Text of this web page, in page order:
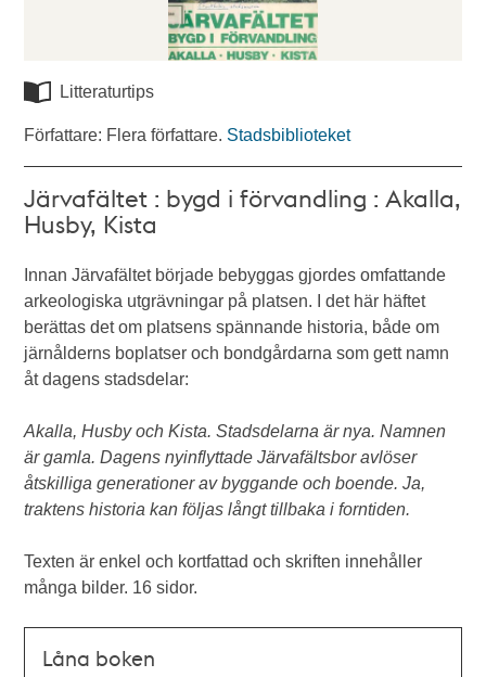
Litteraturtips
Författare: Flera författare. Stadsbiblioteket
Järvafältet : bygd i förvandling : Akalla,
Husby, Kista
Innan Järvafältet började bebyggas gjordes omfattande
arkeologiska utgrävningar på platsen. I det här häftet
berättas det om platsens spännande historia, både om
järnålderns boplatser och bondgårdarna som gett namn
åt dagens stadsdelar:
Akalla, Husby och Kista. Stadsdelarna är nya. Namnen
är gamla. Dagens nyinflyttade Järvafältsbor avlöser
åtskilliga generationer av byggande och boende. Ja,
traktens historia kan följas långt tillbaka i forntiden.
Texten är enkel och kortfattad och skriften innehåller
många bilder. 16 sidor.
Låna boken